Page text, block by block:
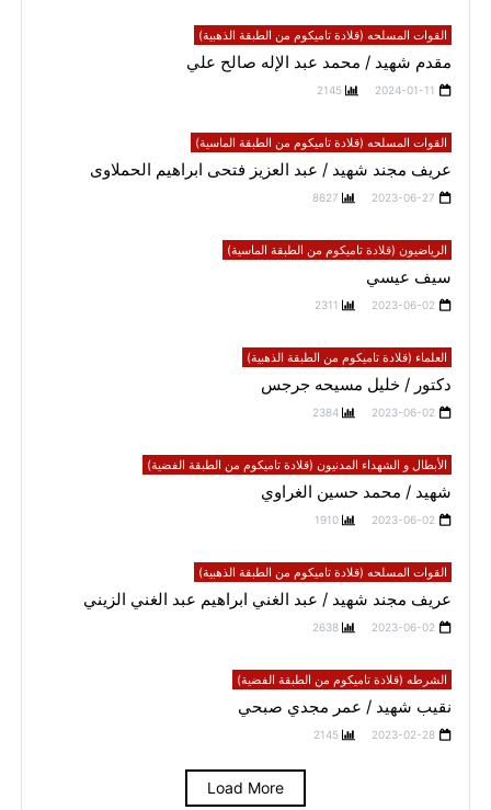
القوات المسلحه (قلادة تاميكوم من الطبقة الذهبية)
مقدم شهيد / محمد عبد الإله صالح علي
2024-01-11
2145
القوات المسلحه (قلادة تاميكوم من الطبقة الماسية)
عريف مجند شهيد / عبد العزيز فتحى ابراهيم الحملاوى
2023-06-27
8627
الرياضيون (قلادة تاميكوم من الطبقة الماسية)
سيف عيسي
2023-06-02
2311
العلماء (قلادة تاميكوم من الطبقة الذهبية)
دكتور / خليل مسيحه جرجس
2023-06-02
2384
الأبطال و الشهداء المدنيون (قلادة تاميكوم من الطبقة الفضية)
شهيد / محمد حسين الغراوي
2023-06-02
1910
القوات المسلحه (قلادة تاميكوم من الطبقة الذهبية)
عريف مجند شهيد / عبد الغني ابراهيم عبد الغني الزيني
2023-06-02
2638
الشرطه (قلادة تاميكوم من الطبقة الفضية)
نقيب شهيد / عمر مجدي صبحي
2023-02-28
2145
Load More